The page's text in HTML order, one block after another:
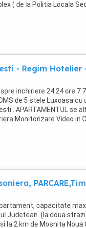
( de la Politia Locala
- Regim Hotelier
inchiriere 24 24 ore 7 7
de 5 stele Luxoasa
. APARTAMENTUL se
Monitorizare Video in
parcare ...
capacitate
Judetean. (la doua
la 2 km de Mosnita Noua